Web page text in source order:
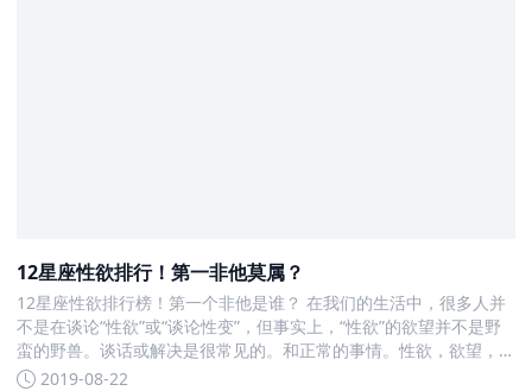
12星座性欲排行！第一非他莫属？
12星座性欲排行榜！第一个非他是谁？ 在我们的生活中，很多人并
不是在谈论“性欲”或“谈论性变”，但事实上，“性欲”的欲望并不是野
蛮的野兽。谈话或解决是很常见的。和正常的事情。性欲，欲望，
禁欲2019-08-22